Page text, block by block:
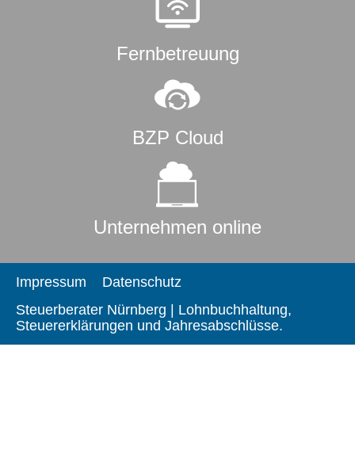
Fernbetreuung
BZP Cloud
Unternehmen online
Impressum
Datenschutz
Steuerberater Nürnberg | Lohnbuchhaltung,
Steuererklärungen und Jahresabschlüsse.